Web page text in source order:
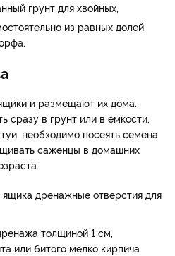
грунт для хвойных,
из равных долей
и размещают их дома.
сразу в грунт или в емкости.
необходимо посеять семена
саженцы в домашних
дренажные отверстия для
толщиной 1 см,
или битого мелко кирпича.